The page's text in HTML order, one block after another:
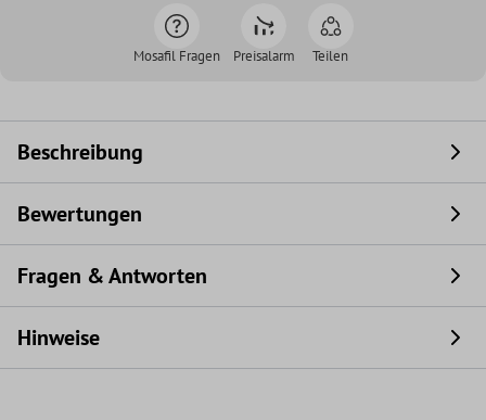
Mosafil Fragen Preisalarm Teilen
Beschreibung
Bewertungen
Fragen & Antworten
Hinweise